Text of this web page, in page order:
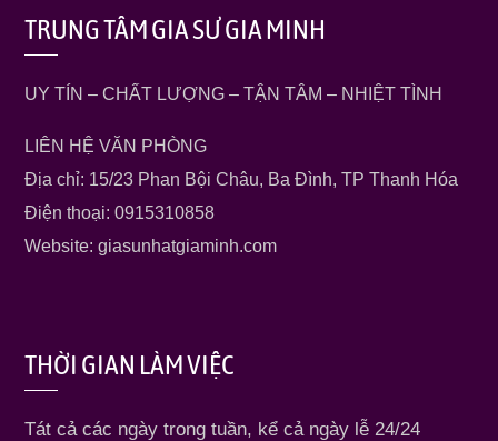
TRUNG TÂM GIA SƯ GIA MINH
UY TÍN – CHẤT LƯỢNG – TẬN TÂM – NHIỆT TÌNH
LIÊN HỆ VĂN PHÒNG
Địa chỉ: 15/23 Phan Bội Châu, Ba Đình, TP Thanh Hóa
Điện thoại: 0915310858
Website: giasunhatgiaminh.com
THỜI GIAN LÀM VIỆC
Tát cả các ngày trong tuần, kể cả ngày lễ 24/24